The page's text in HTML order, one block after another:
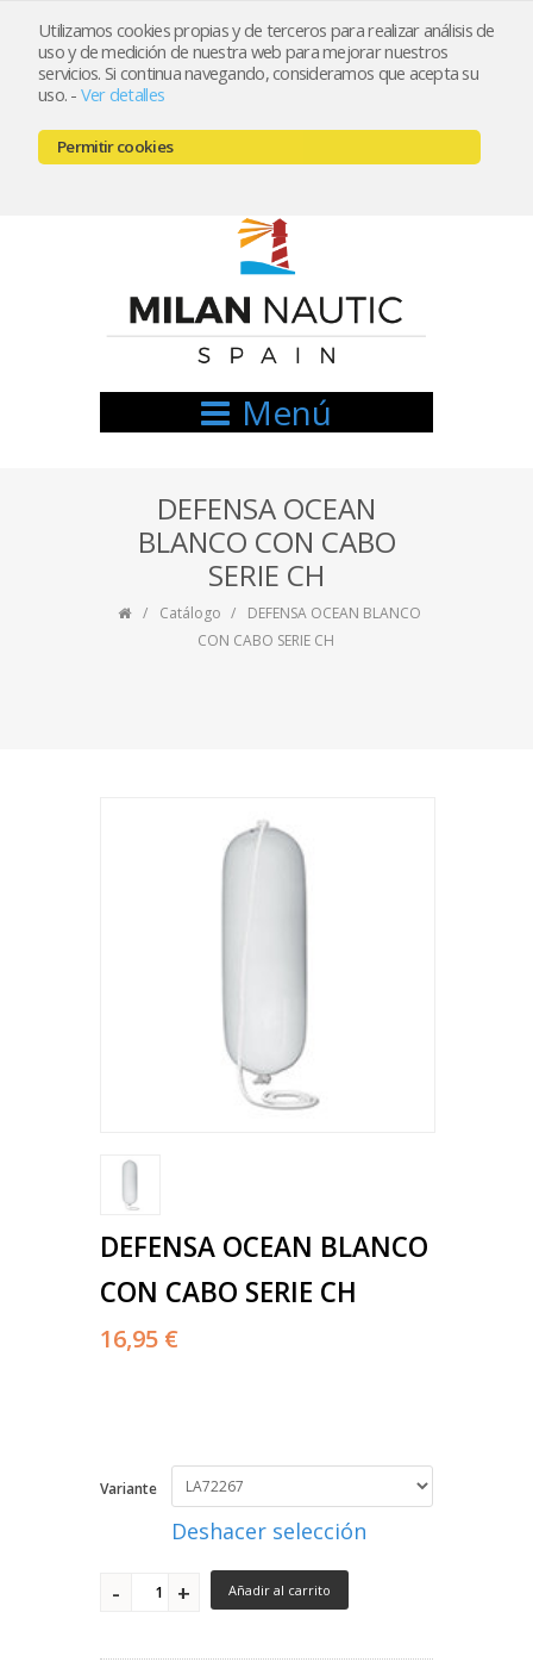
Utilizamos cookies propias y de terceros para realizar análisis de
uso y de medición de nuestra web para mejorar nuestros
servicios. Si continua navegando, consideramos que acepta su
uso. - Ver detalles
Permitir cookies
Registrarse Mi cuenta
666521122 // 654999333
Menú
DEFENSA OCEAN
BLANCO CON CABO
SERIE CH
Catálogo
DEFENSA OCEAN BLANCO
CON CABO SERIE CH
DEFENSA OCEAN BLANCO
CON CABO SERIE CH
16,95 €
Variante
Deshacer selección
Añadir al carrito